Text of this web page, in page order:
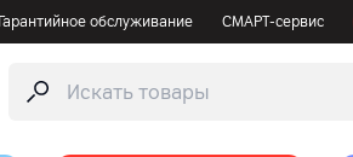
Гарантийное обслуживание СМАРТ-сервис